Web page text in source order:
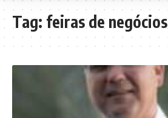
Tag: feiras de negócios